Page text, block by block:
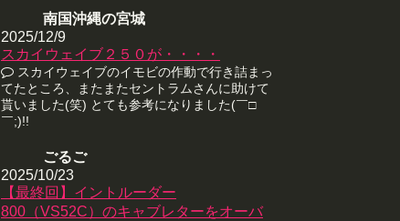
南国沖縄の宮城
2025/12/9
スカイウェイブ２５０が・・・・
スカイウェイブのイモビの作動で行き詰まっ
てたところ、またまたセントラムさんに助けて
貰いました(笑) とても参考になりました(￣□
￣;)!!
ごるご
2025/10/23
【最終回】イントルーダー
800（VS52C）のキャブレターをオーバ